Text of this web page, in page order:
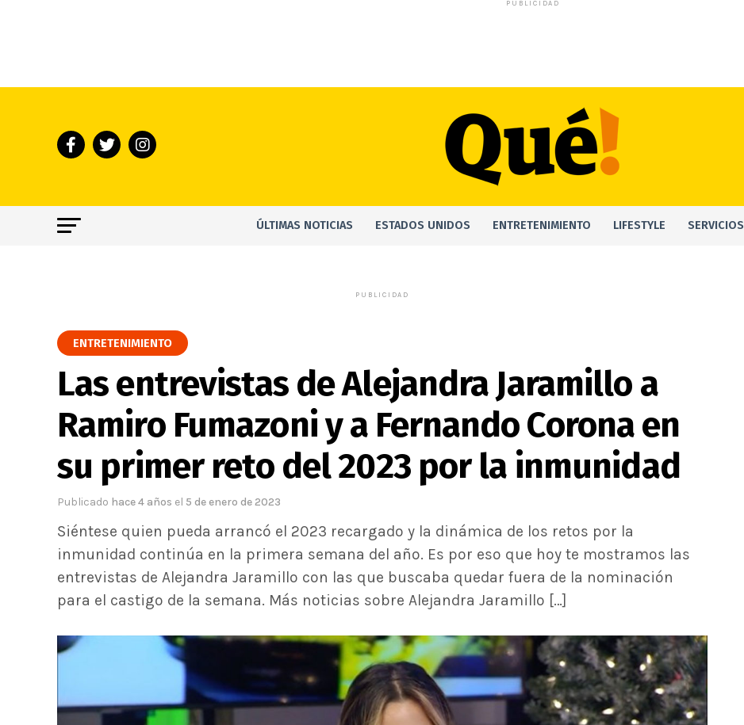
PUBLICIDAD
ÚLTIMAS NOTICIAS ESTADOS UNIDOS ENTRETENIMIENTO LIFESTYLE SERVICIOS
PUBLICIDAD
ENTRETENIMIENTO
Las entrevistas de Alejandra Jaramillo a
Ramiro Fumazoni y a Fernando Corona en
su primer reto del 2023 por la inmunidad
Publicado hace 4 años el 5 de enero de 2023
Siéntese quien pueda arrancó el 2023 recargado y la dinámica de los retos por la
inmunidad continúa en la primera semana del año. Es por eso que hoy te mostramos las
entrevistas de Alejandra Jaramillo con las que buscaba quedar fuera de la nominación
para el castigo de la semana. Más noticias sobre Alejandra Jaramillo […]